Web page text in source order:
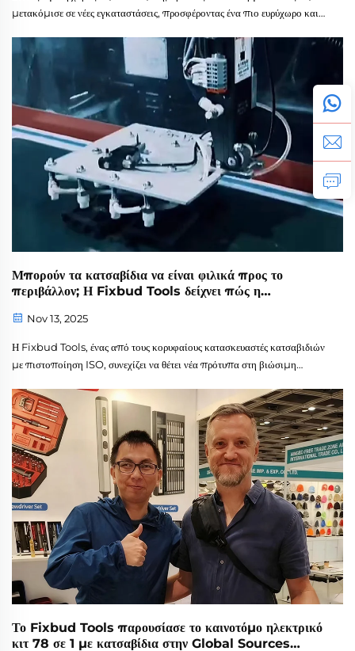
μετακόμισε σε νέες εγκαταστάσεις, προσφέροντας ένα πιο ευρύχωρο και
δίνει την ιδανική ευκαιρία να παρουσιάσουμε τον πυρήνα των
λειτουργιών μας: τη δέσμευσή μας για την ποιότητα,...
Μπορούν τα κατσαβίδια να είναι φιλικά προς το
περιβάλλον; Η Fixbud Tools δείχνει πώς η
Nov 13, 2025
Η Fixbud Tools, ένας από τους κορυφαίους κατασκευαστές κατσαβιδιών
με πιστοποίηση ISO, συνεχίζει να θέτει νέα πρότυπα στη βιώσιμη
περισσότερο φιλικές προς το περιβάλλον λύσεις, η εταιρεία μας δείχνει ότι
τα κατσαβίδια υψηλής απόδοσης...
Το Fixbud Tools παρουσίασε το καινοτόμο ηλεκτρικό
κιτ 78 σε 1 με κατσαβίδια στην Global Sources